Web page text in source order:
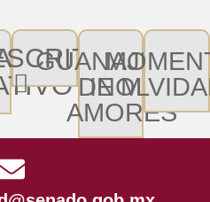
GUANAJUATO
DE MIS
AMORES